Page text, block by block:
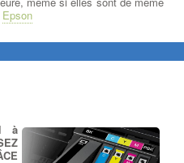
Epson
à